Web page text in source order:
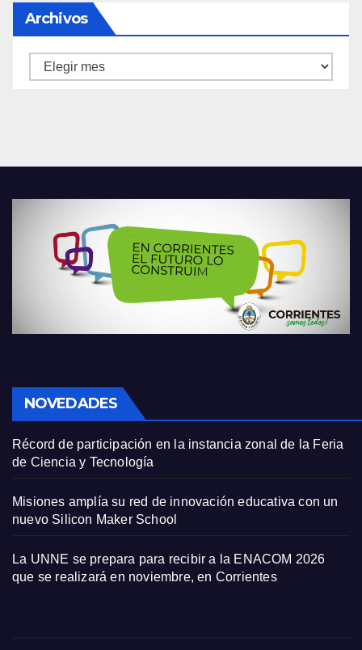
Archivos
Archivos
NOVEDADES
Récord de participación en la instancia zonal de la Feria
de Ciencia y Tecnología
Misiones amplía su red de innovación educativa con un
nuevo Silicon Maker School
La UNNE se prepara para recibir a la ENACOM 2026
que se realizará en noviembre, en Corrientes